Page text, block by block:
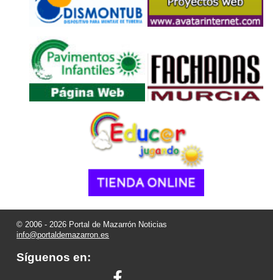
© 2006 - 2026 Portal de Mazarrón Noticias
info@portaldemazarron.es
Síguenos en: